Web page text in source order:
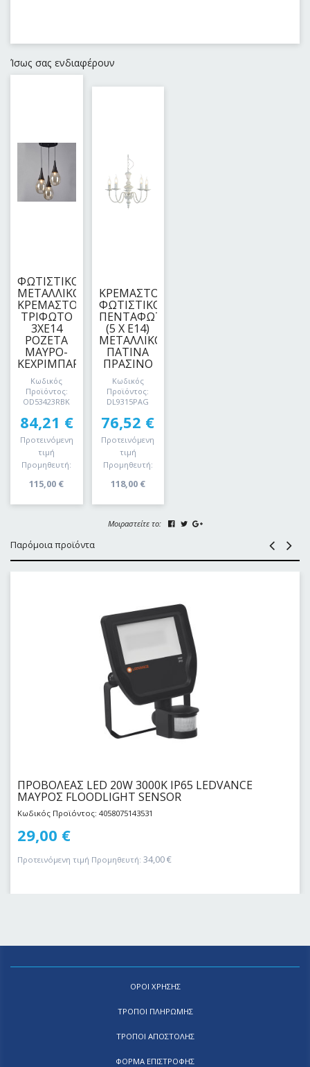
Ίσως σας ενδιαφέρουν
ΦΩΤΙΣΤΙΚΟ
ΜΕΤΑΛΛΙΚΟ
ΚΡΕΜΑΣΤΟ
ΤΡΙΦΩΤΟ
3ΧΕ14
ΡΟΖΕΤΑ
ΜΑΥΡΟ-
ΚΕΧΡΙΜΠΑΡΙ
Κωδικός
Προϊόντος:
OD53423RBK
84,21 €
Προτεινόμενη
τιμή
Προμηθευτή:
115,00 €
ΚΡΕΜΑΣΤΟ
ΦΩΤΙΣΤΙΚΟ
ΠΕΝΤΑΦΩΤΟ
(5 Χ Ε14)
ΜΕΤΑΛΛΙΚΟ
ΠΑΤΙΝΑ
ΠΡΑΣΙΝΟ
Κωδικός
Προϊόντος:
DL9315PAG
76,52 €
Προτεινόμενη
τιμή
Προμηθευτή:
118,00 €
Μοιραστείτε το:
Παρόμοια προϊόντα
ΠΡΟΒΟΛΕΑΣ LED 20W 3000Κ IP65 LEDVANCE
ΜΑΥΡΟΣ FLOODLIGHT SENSOR
Κωδικός Προϊόντος: 4058075143531
29,00 €
Προτεινόμενη τιμή Προμηθευτή: 34,00€
ΟΡΟΙ ΧΡΗΣΗΣ
ΤΡΟΠΟΙ ΠΛΗΡΩΜΗΣ
ΤΡΟΠΟΙ ΑΠΟΣΤΟΛΗΣ
ΦΟΡΜΑ ΕΠΙΣΤΡΟΦΗΣ